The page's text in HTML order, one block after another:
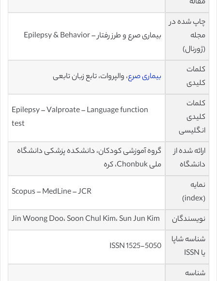
چاپ شده در
مجله
(ژورنال)
بیماری صرع و طرز رفتار – Epilepsy & Behavior
کلمات
کلیدی
بیماری صرع، والپروات، تابع زبان تابعی
کلمات
کلیدی
انگلیسی
Epilepsy – Valproate – Language function
test
ارائه شده از
دانشگاه
گروه آموزشی کودکان، دانشکده پزشکی دانشگاه
ملی Chonbuk، کره
نمایه
(index)
Scopus – MedLine – JCR
نویسندگان
Jin Woong Doo، Soon Chul Kim، Sun Jun Kim
شناسه شاپا
یا ISSN
ISSN 1525-5050
شناسه